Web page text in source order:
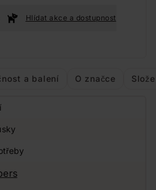
Hlídat akce a dostupnost
a balení O značce